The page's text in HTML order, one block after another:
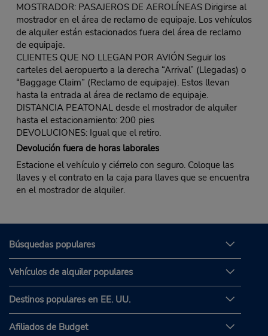
MOSTRADOR: PASAJEROS DE AEROLÍNEAS Dirigirse al
mostrador en el área de reclamo de equipaje. Los vehículos
de alquiler están estacionados fuera del área de reclamo
de equipaje.
CLIENTES QUE NO LLEGAN POR AVIÓN Seguir los
carteles del aeropuerto a la derecha “Arrival” (Llegadas) o
“Baggage Claim” (Reclamo de equipaje). Estos llevan
hasta la entrada al área de reclamo de equipaje.
DISTANCIA PEATONAL desde el mostrador de alquiler
hasta el estacionamiento: 200 pies
DEVOLUCIONES: Igual que el retiro.
Devolución fuera de horas laborales
Estacione el vehículo y ciérrelo con seguro. Coloque las
llaves y el contrato en la caja para llaves que se encuentra
en el mostrador de alquiler.
Búsquedas populares
Vehículos de alquiler populares
Destinos populares en EE. UU.
Afiliados de Budget